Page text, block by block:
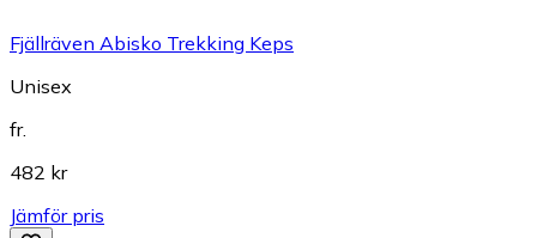
Fjällräven Abisko Trekking Keps
Unisex
fr.
482 kr
Jämför pris